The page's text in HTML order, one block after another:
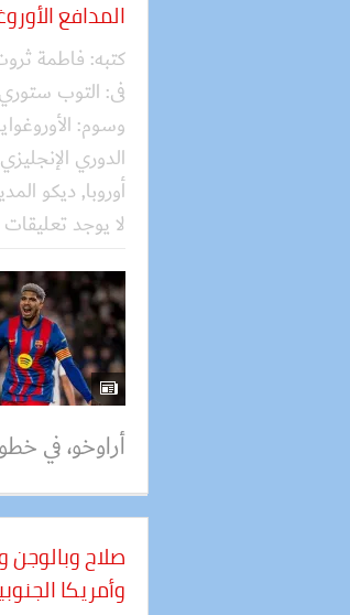
المدافع
كتبه: فاطمة
فى: التوب ستوري
وسوم:
الدوري
أوروبا, ديكو
لا يوجد تعليقات
أراوخو، في
صلاح وبالوجن
وأمريكا